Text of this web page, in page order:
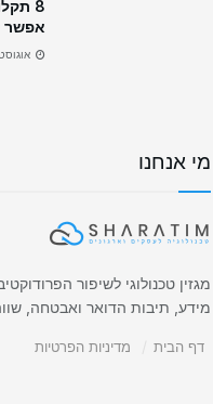
8
אפשר
אוגוסט 1,
מי אנחנו
מגזין טכנולוגי לשיפור
מידע, תיבות הדואר ואבטחה,
דף הבית מדיניות הפרטיות